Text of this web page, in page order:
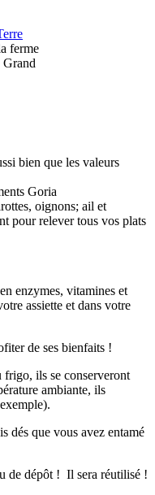
ferme
bien que les valeurs
Goria
oignons; ail et
pour relever tous vos plats
enzymes, vitamines et
assiette et dans votre
de ses bienfaits !
frigo, ils se conserveront
ambiante, ils
dés que vous avez entamé
de dépôt ! Il sera réutilisé !